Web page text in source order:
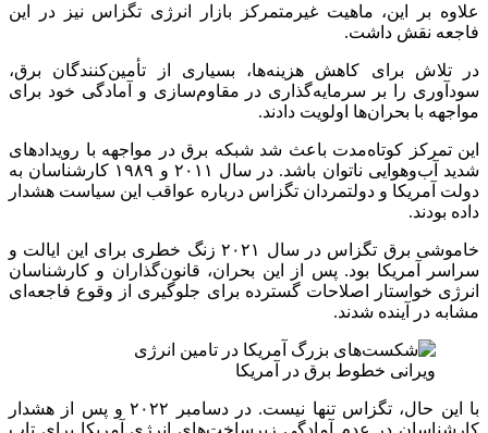
علاوه بر این، ماهیت غیرمتمرکز بازار انرژی تگزاس نیز در این
فاجعه نقش داشت.
در تلاش برای کاهش هزینه‌ها، بسیاری از تأمین‌کنندگان برق،
سودآوری را بر سرمایه‌گذاری در مقاوم‌سازی و آمادگی خود برای
مواجهه با بحران‌ها اولویت دادند.
این تمرکز کوتاه‌مدت باعث شد شبکه برق در مواجهه با رویدادهای
شدید آب‌وهوایی ناتوان باشد. در سال ۲۰۱۱ و ۱۹۸۹ کارشناسان به
دولت آمریکا و دولتمردان تگزاس درباره عواقب این سیاست هشدار
داده بودند.
خاموشی برق تگزاس در سال ۲۰۲۱ زنگ خطری برای این ایالت و
سراسر آمریکا بود. پس از این بحران، قانون‌گذاران و کارشناسان
انرژی خواستار اصلاحات گسترده برای جلوگیری از وقوع فاجعه‌ای
مشابه در آینده شدند.
ویرانی خطوط برق در آمریکا
با این حال، تگزاس تنها نیست. در دسامبر ۲۰۲۲ و پس از هشدار
کارشناسان در عدم آمادگی زیرساخت‌های انرژی آمریکا برای تاب